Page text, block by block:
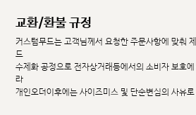
교환/환불 규정
커스텀무드는 고객님께서 요청한 주문사항에 맞춰
드
수제화 공정으로 전자상거래등에서의 소비자 보호
라
개인오더이후에는 사이즈미스 및 단순변심의 사유